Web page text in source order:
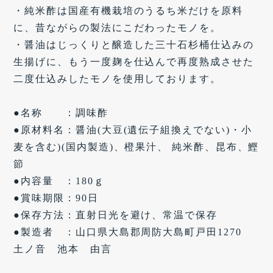
・純米酢は国産有機栽培のうるち米だけを原料
に、昔ながらの製法にこだわったモノを。
・醤油はじっくりと醸造した三十石杉桶仕込みの
生揚げに、もう一度麹を仕込んで再度熟成させた
二度仕込みしたモノを使用しております。
●名称 ：調味酢
●原材料名：醤油(大豆(遺伝子組換えでない)・小
麦を含む)(国内製造)、橙果汁、 純米酢、昆布、鰹
節
●内容量 ：180ｇ
●賞味期限：90日
●保存方法：直射日光を避け、常温で保存
●製造者 ：山口県大島郡周防大島町戸田1270
土ノ音 池本 由言